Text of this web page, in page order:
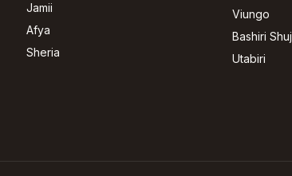
Jamii
Afya
Sheria
Viungo
Bashiri
Utabiri